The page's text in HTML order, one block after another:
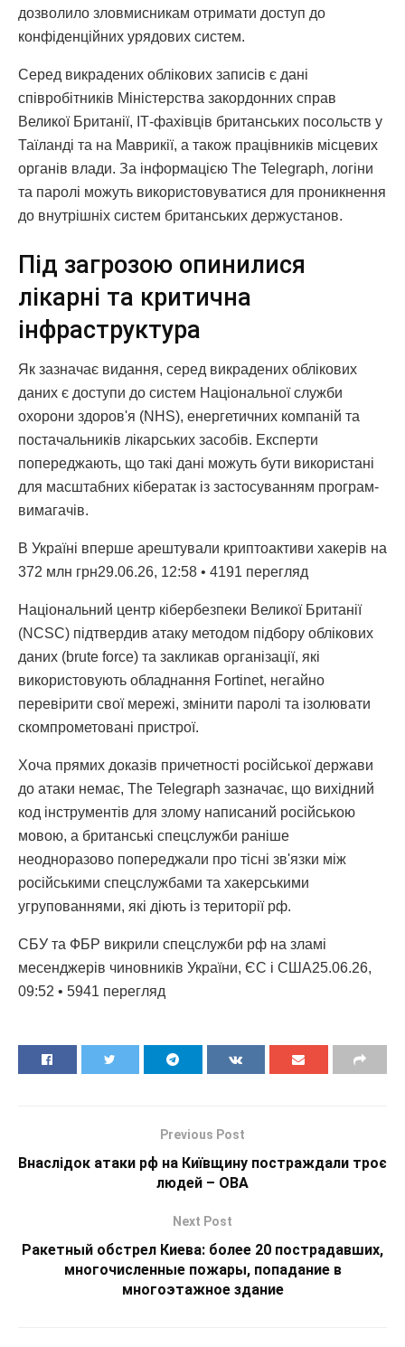
дозволило зловмисникам отримати доступ до
конфіденційних урядових систем.
Серед викрадених облікових записів є дані
співробітників Міністерства закордонних справ
Великої Британії, ІТ-фахівців британських посольств у
Таїланді та на Маврикії, а також працівників місцевих
органів влади. За інформацією The Telegraph, логіни
та паролі можуть використовуватися для проникнення
до внутрішніх систем британських держустанов.
Під загрозою опинилися
лікарні та критична
інфраструктура
Як зазначає видання, серед викрадених облікових
даних є доступи до систем Національної служби
охорони здоров'я (NHS), енергетичних компаній та
постачальників лікарських засобів. Експерти
попереджають, що такі дані можуть бути використані
для масштабних кібератак із застосуванням програм-
вимагачів.
В Україні вперше арештували криптоактиви хакерів на
372 млн грн29.06.26, 12:58 • 4191 перегляд
Національний центр кібербезпеки Великої Британії
(NCSC) підтвердив атаку методом підбору облікових
даних (brute force) та закликав організації, які
використовують обладнання Fortinet, негайно
перевірити свої мережі, змінити паролі та ізолювати
скомпрометовані пристрої.
Хоча прямих доказів причетності російської держави
до атаки немає, The Telegraph зазначає, що вихідний
код інструментів для злому написаний російською
мовою, а британські спецслужби раніше
неодноразово попереджали про тісні зв'язки між
російськими спецслужбами та хакерськими
угрупованнями, які діють із території рф.
СБУ та ФБР викрили спецслужби рф на зламі
месенджерів чиновників України, ЄС і США25.06.26,
09:52 • 5941 перегляд
Previous Post
Внаслідок атаки рф на Київщину постраждали троє
людей – ОВА
Next Post
Ракетный обстрел Киева: более 20 пострадавших,
многочисленные пожары, попадание в
многоэтажное здание